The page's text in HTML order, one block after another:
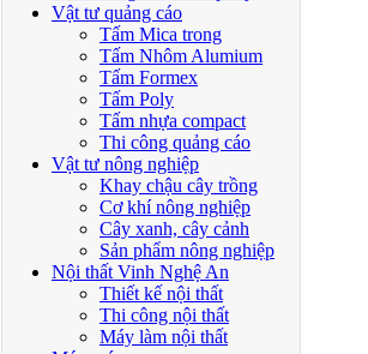
Vật tư quảng cáo
Tấm Mica trong
Tấm Nhôm Alumium
Tấm Formex
Tấm Poly
Tấm nhựa compact
Thi công quảng cáo
Vật tư nông nghiệp
Khay chậu cây trồng
Cơ khí nông nghiệp
Cây xanh, cây cảnh
Sản phẩm nông nghiệp
Nội thất Vinh Nghệ An
Thiết kế nội thất
Thi công nội thất
Máy làm nội thất